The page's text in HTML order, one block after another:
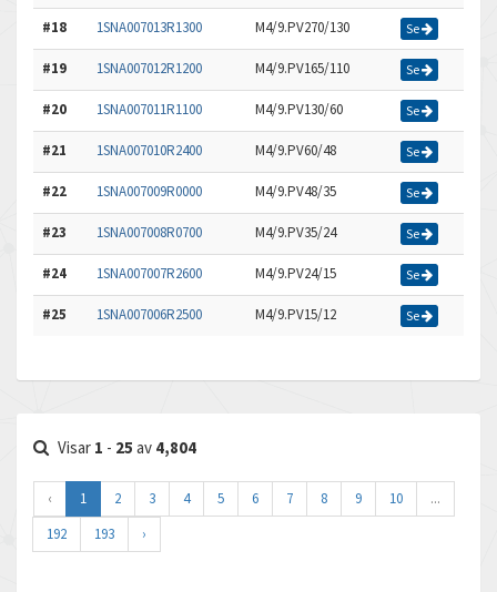
#18 1SNA007013R1300 M4/9.PV270/130 Se
#19 1SNA007012R1200 M4/9.PV165/110 Se
#20 1SNA007011R1100 M4/9.PV130/60 Se
#21 1SNA007010R2400 M4/9.PV60/48 Se
#22 1SNA007009R0000 M4/9.PV48/35 Se
#23 1SNA007008R0700 M4/9.PV35/24 Se
#24 1SNA007007R2600 M4/9.PV24/15 Se
#25 1SNA007006R2500 M4/9.PV15/12 Se
Visar 1 - 25 av 4,804
‹ 1 2 3 4 5 6 7 8 9 10
...
192
193 ›